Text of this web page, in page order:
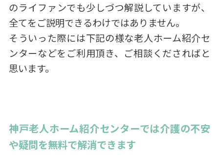
のライファンでも少しづつ解説していますが、
全てをご説明できるわけではありません。
そういった際には下記の様な老人ホーム紹介セ
ンターなどをご利用頂き、ご相談くださればと
思います。
神戸老人ホーム紹介センターでは介護の不安
や疑問を無料で解消できます